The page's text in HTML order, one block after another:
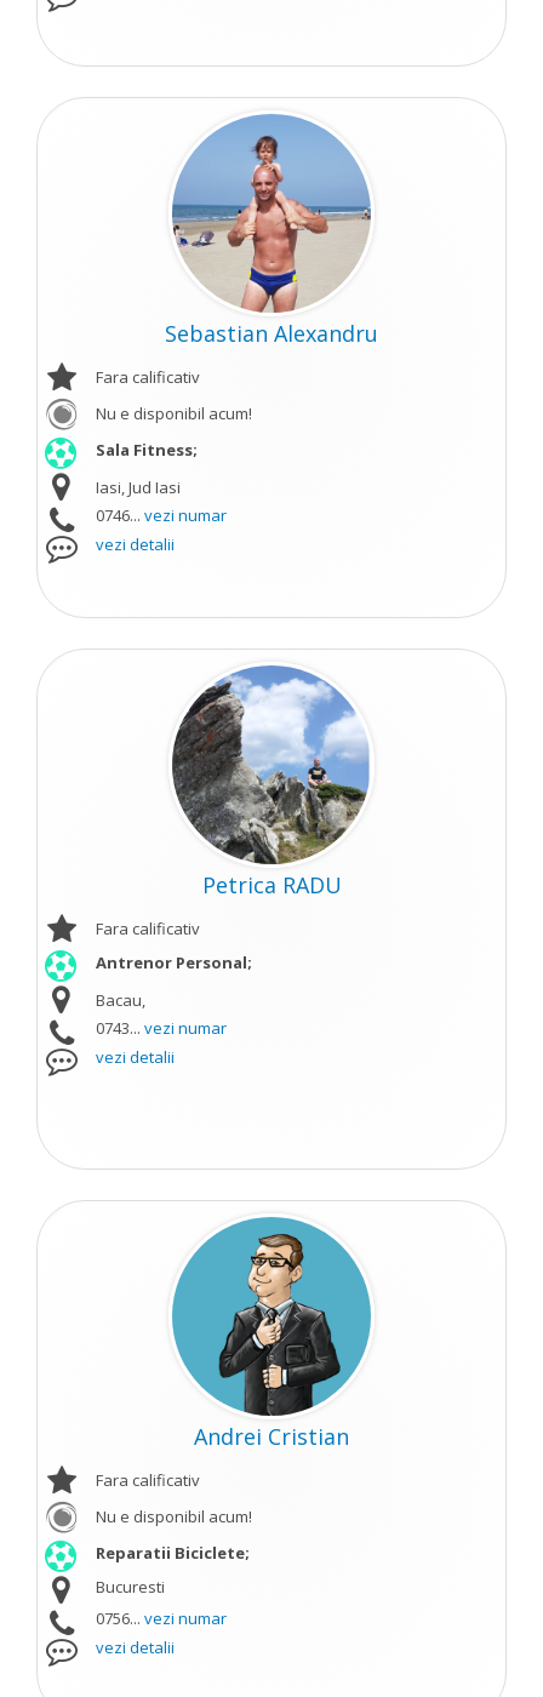
Sebastian Alexandru
Fara calificativ
Nu e disponibil acum!
Sala Fitness;
Iasi, Jud Iasi
0746... vezi numar
vezi detalii
Petrica RADU
Fara calificativ
Antrenor Personal;
Bacau,
0743... vezi numar
vezi detalii
Andrei Cristian
Fara calificativ
Nu e disponibil acum!
Reparatii Biciclete;
Bucuresti
0756... vezi numar
vezi detalii